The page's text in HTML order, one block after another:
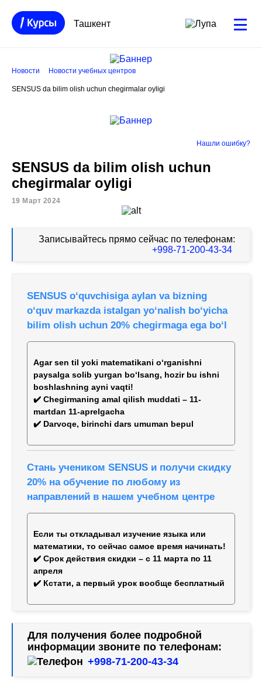
Ташкент
Новости Новости учебных центров
SENSUS da bilim olish uchun chegirmalar oyligi
Нашли ошибку?
SENSUS da bilim olish uchun
chegirmalar oyligi
19 Март 2024
Записывайтесь прямо сейчас по телефонам:
+998-71-200-43-34
SENSUS o‘quvchisiga aylan va bizning
o‘quv markazda istalgan yo‘nalish bo‘yicha
bilim olish uchun 20% chegirmaga ega bo‘l
Аgar sen til yoki matematikani o‘rganishni
paysalga solib yurgan bo‘lsang, hozir bu ishni
boshlashning ayni vaqti!
✔️ Chegirmaning amal qilish muddati – 11-
martdan 11-aprelgacha
✔️ Darvoqe, birinchi dars umuman bepul
Стань учеником SENSUS и получи скидку
20% на обучение по любому из
направлений в нашем учебном центре
Если ты откладывал изучение языка или
математики, то сейчас самое время начинать!
✔️ Срок действия скидки – с 11 марта по 11
апреля
✔️ Кстати, а первый урок вообще бесплатный
Для получения более подробной
информации звоните по телефонам:
+998-71-200-43-34